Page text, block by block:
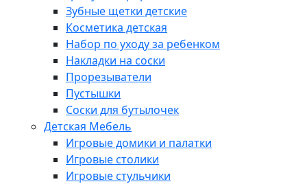
Зубные щетки детские
Косметика детская
Набор по уходу за ребенком
Накладки на соски
Прорезыватели
Пустышки
Соски для бутылочек
Детская Мебель
Игровые домики и палатки
Игровые столики
Игровые стульчики